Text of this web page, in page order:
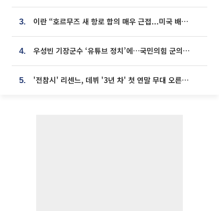
3. 이란 “호르무즈 새 항로 합의 매우 근접...미국 배상 먼저”
4. 우성빈 기장군수 ‘유튜브 정치’에…국민의힘 군의원들 집단 반발
5. '전참시' 리센느, 데뷔 '3년 차' 첫 연말 무대 오른다⋯"그동안 섭외 안 와"